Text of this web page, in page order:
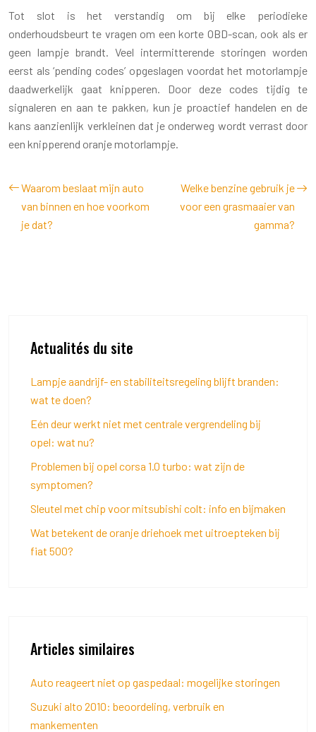
Tot slot is het verstandig om bij elke periodieke
onderhoudsbeurt te vragen om een korte OBD-scan, ook als er
geen lampje brandt. Veel intermitterende storingen worden
eerst als ‘pending codes’ opgeslagen voordat het motorlampje
daadwerkelijk gaat knipperen. Door deze codes tijdig te
signaleren en aan te pakken, kun je proactief handelen en de
kans aanzienlijk verkleinen dat je onderweg wordt verrast door
een knipperend oranje motorlampje.
Waarom beslaat mijn auto
van binnen en hoe voorkom
je dat?
Welke benzine gebruik je
voor een grasmaaier van
gamma?
Actualités du site
Lampje aandrijf- en stabiliteitsregeling blijft branden:
wat te doen?
Eén deur werkt niet met centrale vergrendeling bij
opel: wat nu?
Problemen bij opel corsa 1.0 turbo: wat zijn de
symptomen?
Sleutel met chip voor mitsubishi colt: info en bijmaken
Wat betekent de oranje driehoek met uitroepteken bij
fiat 500?
Articles similaires
Auto reageert niet op gaspedaal: mogelijke storingen
Suzuki alto 2010: beoordeling, verbruik en
mankementen